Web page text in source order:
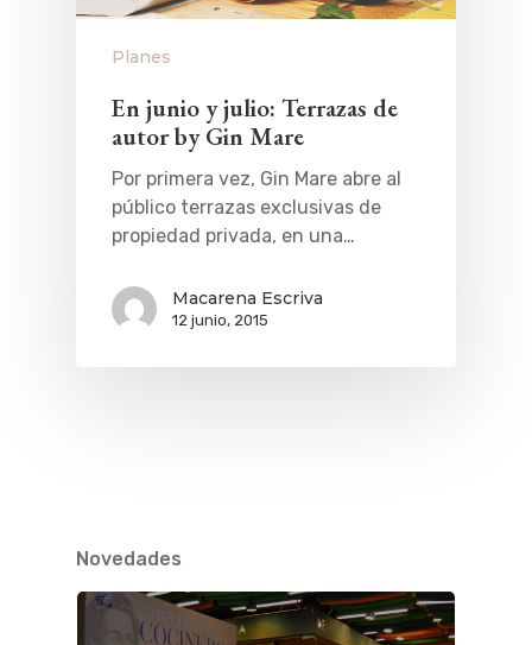
Planes
En junio y julio: Terrazas de
autor by Gin Mare
Por primera vez, Gin Mare abre al
público terrazas exclusivas de
propiedad privada, en una…
Macarena Escriva
12 junio, 2015
Novedades
QUÉ HACER
Teatro
Rutas Por Madrid
BEAUTY